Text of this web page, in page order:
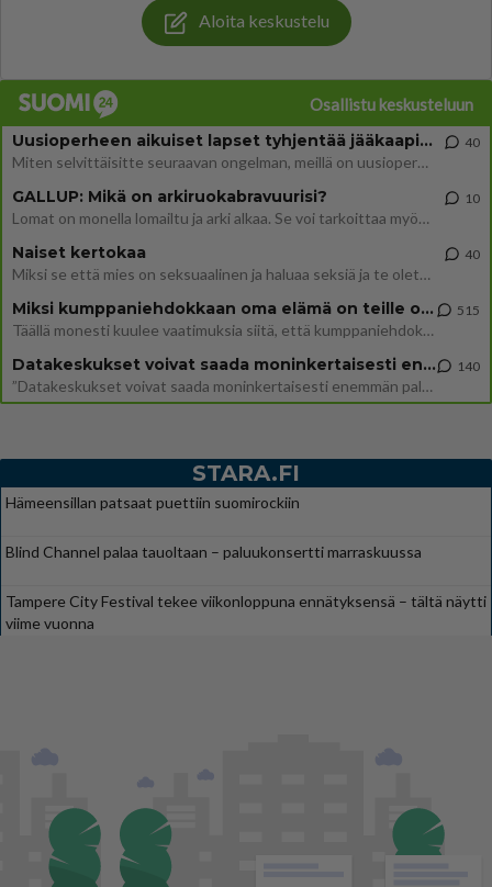
Aloita keskustelu
Osallistu keskusteluun
Uusioperheen aikuiset lapset tyhjentää jääkaapin käydessään
Miten selvittäisitte seuraavan ongelman, meillä on uusioperhe, minulla teini-ikäiset lapset ja puolisolla aikuiset, jotk
40
GALLUP: Mikä on arkiruokabravuurisi?
Lomat on monella lomailtu ja arki alkaa. Se voi tarkoittaa myös sitä, että grillailut on grillattu ja palataan arjen ruo
10
Naiset kertokaa
Miksi se että mies on seksuaalinen ja haluaa seksiä ja te olette hänen mielestänne haluttava on vastenmielistä? Mikä sii
40
Miksi kumppaniehdokkaan oma elämä on teille ongelma?
Täällä monesti kuulee vaatimuksia siitä, että kumppaniehdokkaalla ei saisi olla lemmikkejä, lapsia, kavereita, eksiä, su
515
Datakeskukset voivat saada moninkertaisesti enemmän palautuksia kuin mitä ne maksavat veroja
”Datakeskukset voivat saada moninkertaisesti enemmän palautuksia kuin mitä ne maksavat veroja”, sanoo professori Jussi K
140
STARA.FI
Hämeensillan patsaat puettiin suomirockiin
Blind Channel palaa tauoltaan – paluukonsertti marraskuussa
Tampere City Festival tekee viikonloppuna ennätyksensä – tältä näytti
viime vuonna